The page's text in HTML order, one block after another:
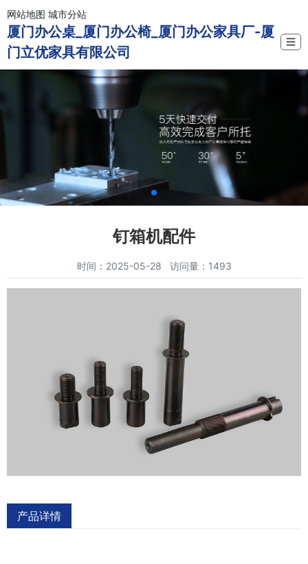
网站地图 城市分站
厦门办公桌_厦门办公椅_厦门办公家具厂-厦
门立优家具有限公司
☰
钉箱机配件
时间：2025-05-28 访问量：1493
产品详情